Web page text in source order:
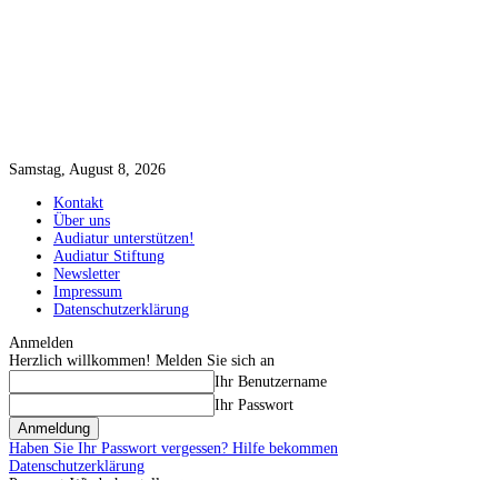
Samstag, August 8, 2026
Kontakt
Über uns
Audiatur unterstützen!
Audiatur Stiftung
Newsletter
Impressum
Datenschutzerklärung
Anmelden
Herzlich willkommen! Melden Sie sich an
Ihr Benutzername
Ihr Passwort
Haben Sie Ihr Passwort vergessen? Hilfe bekommen
Datenschutzerklärung